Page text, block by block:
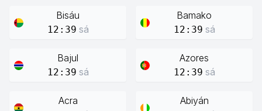
Bisáu
12:39 sá
Bamako
12:39 sá
Bajul
12:39 sá
Azores
12:39 sá
Acra Abiyán